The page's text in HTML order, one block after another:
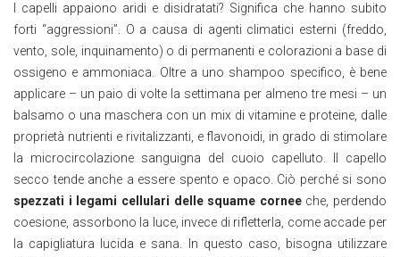
I capelli appaiono aridi e disidratati? Significa che hanno subito
forti “aggressioni”. O a causa di agenti climatici esterni (freddo,
vento, sole, inquinamento) o di permanenti e colorazioni a base di
ossigeno e ammoniaca. Oltre a uno shampoo specifico, è bene
applicare – un paio di volte la settimana per almeno tre mesi – un
balsamo o una maschera con un mix di vitamine e proteine, dalle
proprietà nutrienti e rivitalizzanti, e flavonoidi, in grado di stimolare
la microcircolazione sanguigna del cuoio capelluto. Il capello
secco tende anche a essere spento e opaco. Ciò perché si sono
spezzati i legami cellulari delle squame corneeche, perdendo
coesione, assorbono la luce, invece di rifletterla, come accade per
la capigliatura lucida e sana. In questo caso, bisogna utilizzare